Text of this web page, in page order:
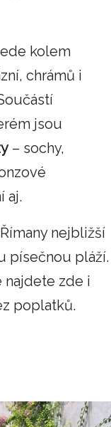
kolem
chrámů i
jsou
– sochy,
aj.
nejbližší
písečnou pláží.
najdete zde i
poplatků.